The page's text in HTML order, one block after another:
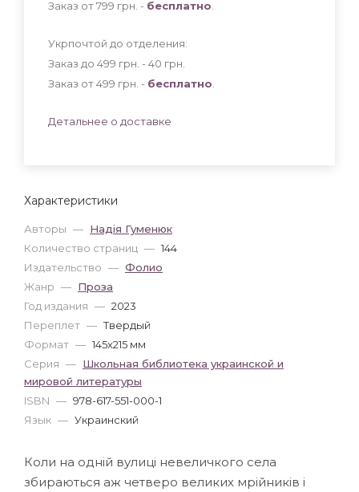
Характеристики
Авторы — Надія Гуменюк
Количество страниц — 144
Издательство — Фолио
Жанр — Проза
Год издания — 2023
Переплет — Твердый
Формат — 145x215 мм
Серия — Школьная библиотека украинской и
мировой литературы
ISBN — 978-617-551-000-1
Язык — Украинский
Заказ от 799 грн. - бесплатно
Укрпочтой до отделения:
Заказ до 499 грн. - 40 грн
Заказ от 499 грн. - бесплатно
Детальнее о доставке
Коли на одній вулиці невеличкого села
збираються аж четверо великих мрійників і